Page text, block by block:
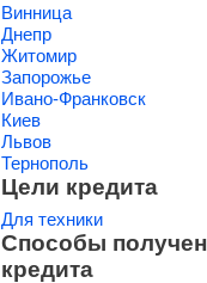
Винница
Днепр
Житомир
Запорожье
Ивано-Франковск
Киев
Львов
Тернополь
Цели кредита
Для техники
Способы
кредита